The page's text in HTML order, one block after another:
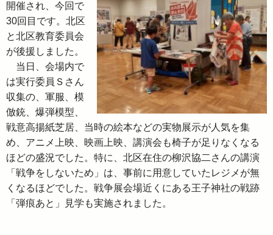
開催され、今回で
30回目です。北区
と北区教育委員会
が後援しました。
当日、会場内で
は実行委員Ｓさん
収集の、軍服、模
倣銃、爆弾模型、
戦意高揚紙芝居、当時の絵本などの実物展示が人気を集
め、アニメ上映、映画上映、講演会も椅子が足りなくなる
ほどの盛況でした。特に、北区在住の柳沢協二さんの講演
「戦争をしないため」は、事前に用意していたレジメが無
くなるほどでした。戦争展会場近くにある王子神社の戦跡
「弾痕あと」見学も実施されました。